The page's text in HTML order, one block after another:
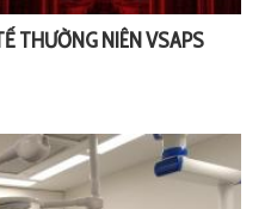
THƯỜNG NIÊN VSAPS